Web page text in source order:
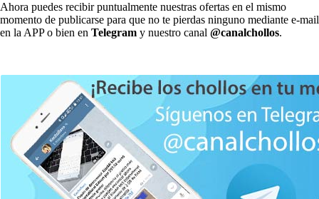
Ahora puedes recibir puntualmente nuestras ofertas en el mismo
momento de publicarse para que no te pierdas ninguno mediante e-mail
en la APP o bien en Telegram y nuestro canal @canalchollos.